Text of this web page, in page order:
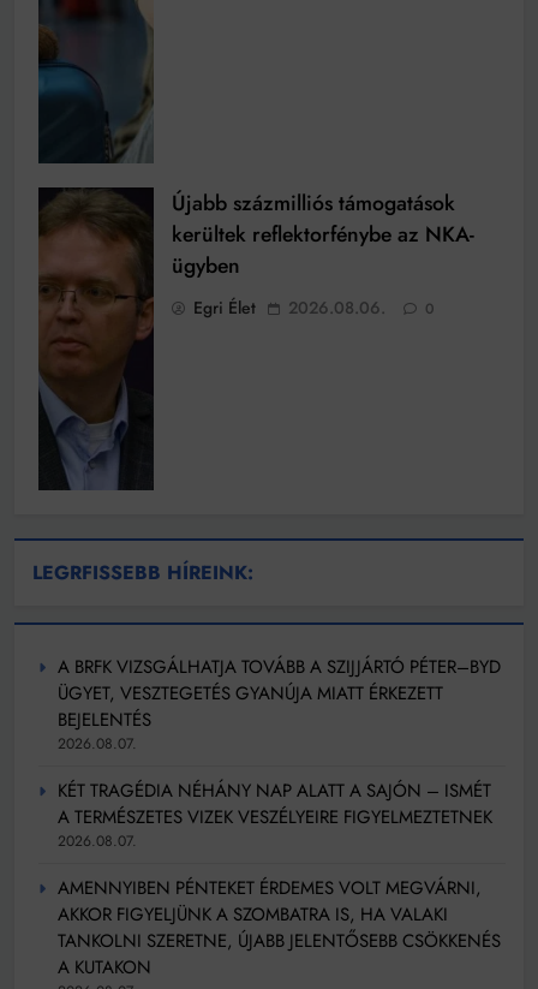
Újabb százmilliós támogatások
kerültek reflektorfénybe az NKA-
ügyben
Egri Élet 2026.08.06. 0
LEGRFISSEBB HÍREINK:
A BRFK VIZSGÁLHATJA TOVÁBB A SZIJJÁRTÓ PÉTER–BYD
ÜGYET, VESZTEGETÉS GYANÚJA MIATT ÉRKEZETT
BEJELENTÉS
2026.08.07.
KÉT TRAGÉDIA NÉHÁNY NAP ALATT A SAJÓN – ISMÉT
A TERMÉSZETES VIZEK VESZÉLYEIRE FIGYELMEZTETNEK
2026.08.07.
AMENNYIBEN PÉNTEKET ÉRDEMES VOLT MEGVÁRNI,
AKKOR FIGYELJÜNK A SZOMBATRA IS, HA VALAKI
TANKOLNI SZERETNE, ÚJABB JELENTŐSEBB CSÖKKENÉS
A KUTAKON